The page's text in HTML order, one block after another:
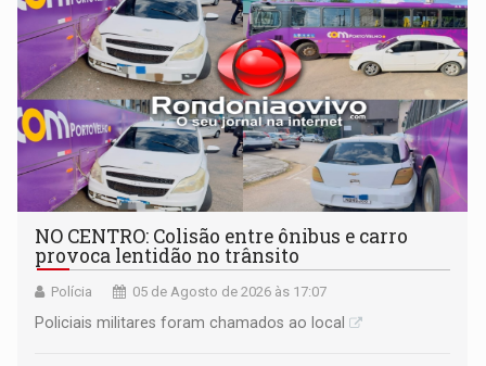
NO CENTRO: Colisão entre ônibus e carro
provoca lentidão no trânsito
Polícia 05 de Agosto de 2026 às 17:07
Policiais militares foram chamados ao local